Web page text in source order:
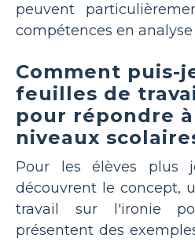
peuvent
compétences en
Comment puis-
feuilles de
pour répondre
niveaux
Pour les élèves plus
découvrent le concept,
travail sur l'ironie
présentent des